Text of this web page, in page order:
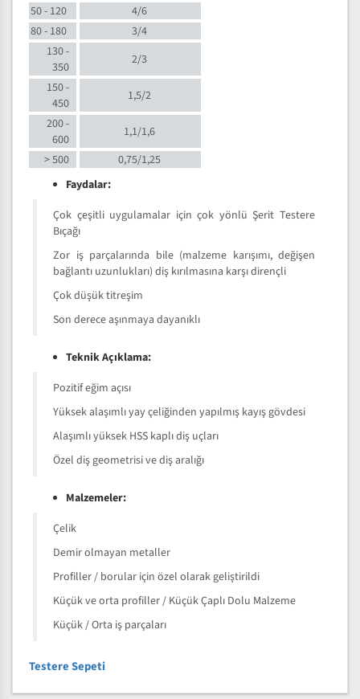
50 - 120
4/6
80 - 180
3/4
130 -
350
2/3
150 -
450
1,5/2
200 -
600
1,1/1,6
> 500
0,75/1,25
Faydalar:
Çok çeşitli uygulamalar için çok yönlü Şerit Testere
Bıçağı
Zor iş parçalarında bile (malzeme karışımı, değişen
bağlantı uzunlukları) diş kırılmasına karşı dirençli
Çok düşük titreşim
Son derece aşınmaya dayanıklı
Teknik Açıklama:
Pozitif eğim açısı
Yüksek alaşımlı yay çeliğinden yapılmış kayış gövdesi
Alaşımlı yüksek HSS kaplı diş uçları
Özel diş geometrisi ve diş aralığı
Malzemeler:
Çelik
Demir olmayan metaller
Profiller / borular için özel olarak geliştirildi
Küçük ve orta profiller / Küçük Çaplı Dolu Malzeme
Küçük / Orta iş parçaları
Testere Sepeti